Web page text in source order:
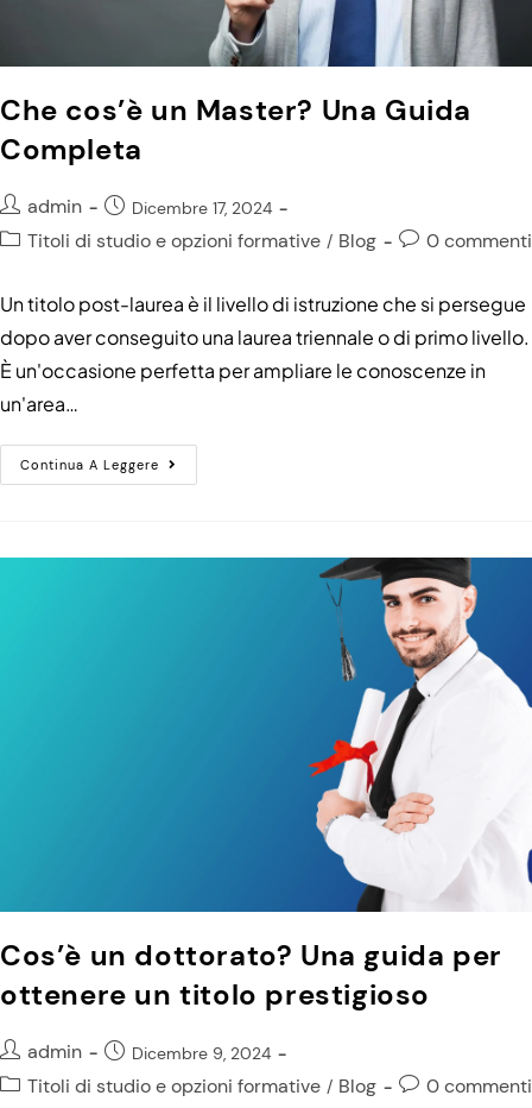
Che cos’è un Master? Una Guida
Completa
admin Dicembre 17, 2024
Titoli di studio e opzioni formative / Blog 0 commenti
Un titolo post-laurea è il livello di istruzione che si persegue
dopo aver conseguito una laurea triennale o di primo livello.
È un'occasione perfetta per ampliare le conoscenze in
un'area…
Continua A Leggere
Cos’è un dottorato? Una guida per
ottenere un titolo prestigioso
admin Dicembre 9, 2024
Titoli di studio e opzioni formative / Blog 0 commenti